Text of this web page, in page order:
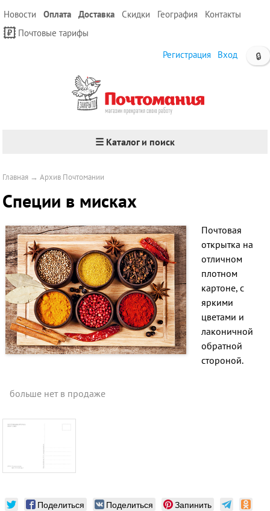
Новости Оплата Доставка Скидки География
Контакты
Почтовые тарифы
🔒
Регистрация Вход
☰ Каталог и поиск
Главная →Архив Почтомании
Специи в мисках
Почтовая
открытка на
отличном
плотном
картоне, с
яркими
цветами и
лаконичной
обратной
стороной.
больше нет в продаже
Поделиться Поделиться Запинить